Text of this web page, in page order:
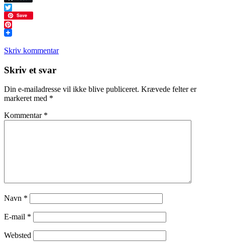
Twitter
Save
Pinterest
Skriv kommentar
Læserinteraktioner
Skriv et svar
Din e-mailadresse vil ikke blive publiceret. Krævede felter er
markeret med *
Kommentar *
Navn *
E-mail *
Websted